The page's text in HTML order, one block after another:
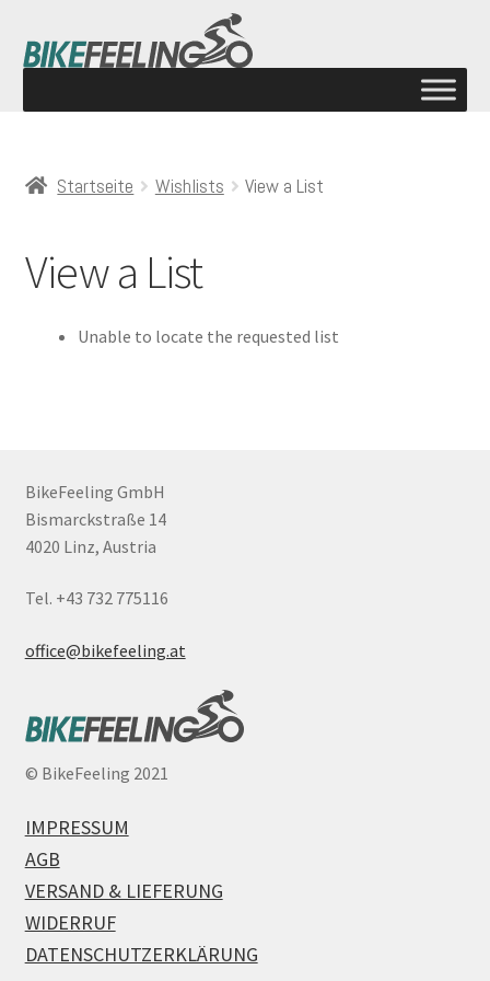
Startseite Wishlists View a List
View a List
Unable to locate the requested list
BikeFeeling GmbH
Bismarckstraße 14
4020 Linz, Austria
Tel. +43 732 775116
office@bikefeeling.at
© BikeFeeling 2021
IMPRESSUM
AGB
VERSAND & LIEFERUNG
WIDERRUF
DATENSCHUTZERKLÄRUNG